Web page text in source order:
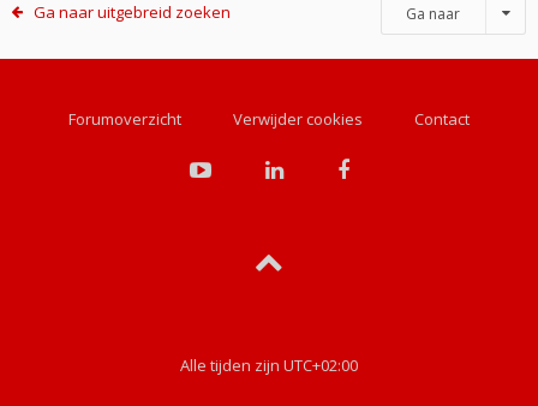
Ga naar uitgebreid zoeken Ga naar
Forumoverzicht Verwijder cookies Contact
Alle tijden zijn UTC+02:00